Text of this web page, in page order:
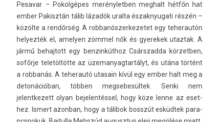
Pesavar – Pokol­gépes merényletb­en meg­halt hétfőn hat
ember Pakisztán tálib lázadók ural­ta észak­nyugati részén –
közölte a rendőrség. A rob­banós­zerkezetet egy teherautón
helyez­ték el, amely­en zömmel nők és gyerekek utaz­tak. A
jármű be­haj­tott egy be­nzin­kúthoz Csárszad­da kör­zetb­en,
sofőrje teletöltötte az üzemanyag­tartályt, és utána történt
a rob­banás. A teherautó utasain kívül egy ember halt meg a
detonációban, többen meg­sebesül­tek. Senki nem
jelentkezett olyan be­jelen­téssel, hogy köze lenne az eset­
hez. Is­mert azon­ban, hogy a tálibok bosszút esküdtek para­